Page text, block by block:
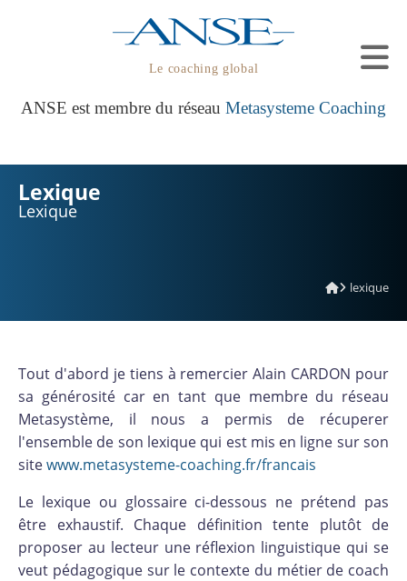
Le coaching global
ANSE est membre du réseau Metasysteme Coaching
Lexique
Lexique
lexique
Tout d'abord je tiens à remercier Alain CARDON pour
sa générosité car en tant que membre du réseau
Metasystème, il nous a permis de récuperer
l'ensemble de son lexique qui est mis en ligne sur son
sitewww.metasysteme-coaching.fr/francais
Le lexique ou glossaire ci-dessous ne prétend pas
être exhaustif. Chaque définition tente plutôt de
proposer au lecteur une réflexion linguistique qui se
veut pédagogique sur le contexte du métier de coach